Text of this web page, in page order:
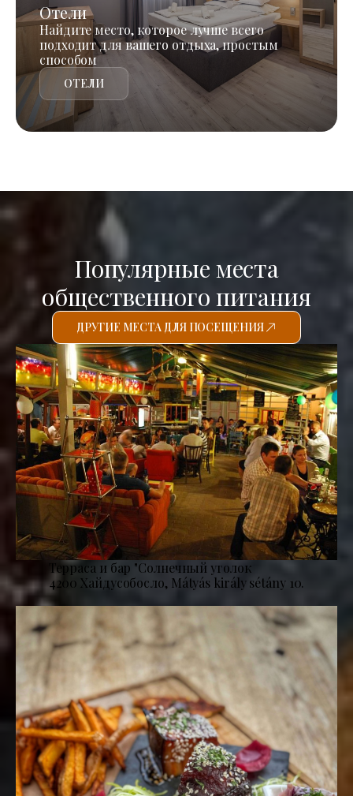
Отели
Найдите место, которое лучше всего
подходит для вашего отдыха, простым
способом
ОТЕЛИ
Популярные места
общественного питания
ДРУГИЕ МЕСТА ДЛЯ ПОСЕЩЕНИЯ
Терраса и бар "Солнечный уголок
4200 Хайдусобосло, Mátyás király sétány 10.